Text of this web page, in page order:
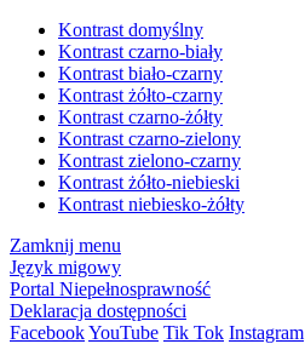
Kontrast domyślny
Kontrast czarno-biały
Kontrast biało-czarny
Kontrast żółto-czarny
Kontrast czarno-żółty
Kontrast czarno-zielony
Kontrast zielono-czarny
Kontrast żółto-niebieski
Kontrast niebiesko-żółty
Zamknij menu
Język migowy
Portal Niepełnosprawność
Deklaracja dostępności
FacebookYouTube Tik Tok Instagram